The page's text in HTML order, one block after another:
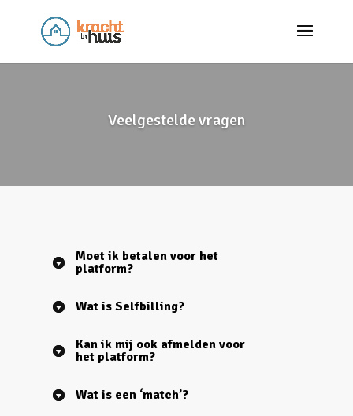
Veelgestelde vragen
Moet ik betalen voor het
platform?
Wat is Selfbilling?
Kan ik mij ook afmelden voor
het platform?
Wat is een ‘match’?